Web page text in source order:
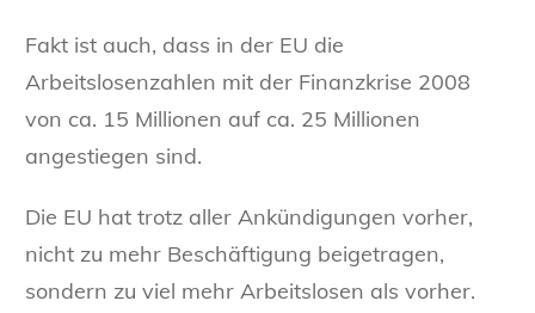
Fakt ist auch, dass in der EU die
Arbeitslosenzahlen mit der Finanzkrise 2008
von ca. 15 Millionen auf ca. 25 Millionen
angestiegen sind.
Die EU hat trotz aller Ankündigungen vorher,
nicht zu mehr Beschäftigung beigetragen,
sondern zu viel mehr Arbeitslosen als vorher.